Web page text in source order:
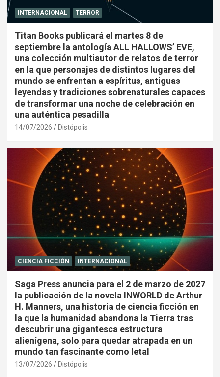
INTERNACIONAL TERROR
Titan Books publicará el martes 8 de
septiembre la antología ALL HALLOWS’ EVE,
una colección multiautor de relatos de terror
en la que personajes de distintos lugares del
mundo se enfrentan a espíritus, antiguas
leyendas y tradiciones sobrenaturales capaces
de transformar una noche de celebración en
una auténtica pesadilla
14/07/2026 Distópolis
CIENCIA FICCIÓN INTERNACIONAL
Saga Press anuncia para el 2 de marzo de 2027
la publicación de la novela INWORLD de Arthur
H. Manners, una historia de ciencia ficción en
la que la humanidad abandona la Tierra tras
descubrir una gigantesca estructura
alienígena, solo para quedar atrapada en un
mundo tan fascinante como letal
13/07/2026 Distópolis